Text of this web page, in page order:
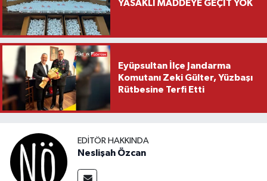
YASAKLI MADDEYE GEÇİT YOK
Eyüpsultan İlçe Jandarma
Komutanı Zeki Gülter, Yüzbaşı
Rütbesine Terfi Etti
EDITÖR HAKKINDA
Neslişah Özcan